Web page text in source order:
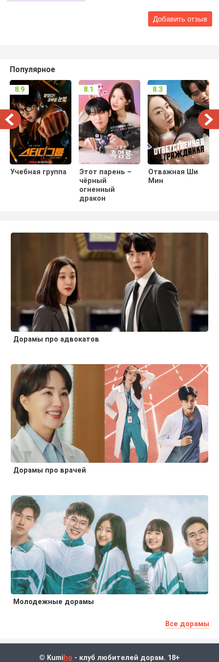
Популярное
Учебная группа
8.9
Этот парень –
чёрный
огненный
дракон
8.1
Отважная Ши
Мин
8.3
Дорамы про адвокатов
Дорамы про врачей
Молодежные дорамы
Все дорамы
© Kumi ho - клуб любителей дорам. 18+